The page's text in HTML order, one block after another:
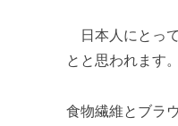
日本人にとっ
とと思われます。
食物繊維とブラ